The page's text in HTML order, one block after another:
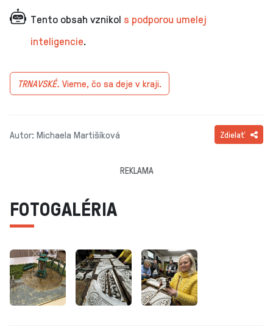
Tento obsah vznikol s podporou umelej
inteligencie.
TRNAVSKÉ. Vieme, čo sa deje v kraji.
Autor: Michaela Martišíková Zdielať
REKLAMA
FOTOGALÉRIA